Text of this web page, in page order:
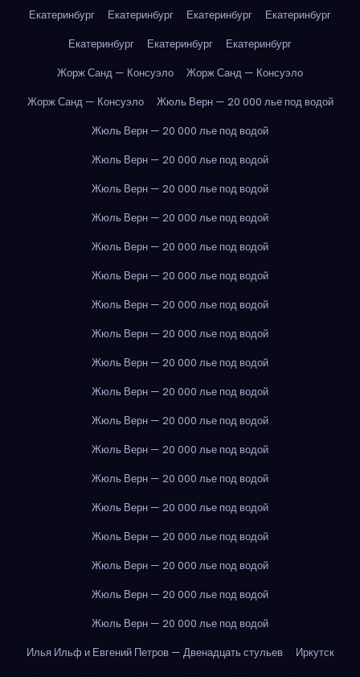
Екатеринбург
Екатеринбург Екатеринбург
Екатеринбург
Екатеринбург
Екатеринбург
Екатеринбург
Жорж Санд — Консуэло
Жорж Санд — Консуэло
Жорж Санд — Консуэло
Жюль Верн — 20 000 лье под водой
Жюль Верн — 20 000 лье под водой
Жюль Верн — 20 000 лье под водой
Жюль Верн — 20 000 лье под водой
Жюль Верн — 20 000 лье под водой
Жюль Верн — 20 000 лье под водой
Жюль Верн — 20 000 лье под водой
Жюль Верн — 20 000 лье под водой
Жюль Верн — 20 000 лье под водой
Жюль Верн — 20 000 лье под водой
Жюль Верн — 20 000 лье под водой
Жюль Верн — 20 000 лье под водой
Жюль Верн — 20 000 лье под водой
Жюль Верн — 20 000 лье под водой
Жюль Верн — 20 000 лье под водой
Жюль Верн — 20 000 лье под водой
Жюль Верн — 20 000 лье под водой
Жюль Верн — 20 000 лье под водой
Жюль Верн — 20 000 лье под водой
Илья Ильф и Евгений Петров — Двенадцать стульев
Иркутск